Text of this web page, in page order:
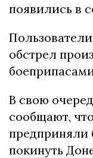
появились в
обстрел
В свою
сообщают,
предприняли
покинуть